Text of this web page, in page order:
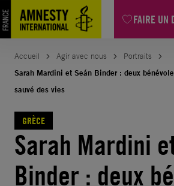
FAIRE UN
Aller
au
contenu
Accueil Agir avec nous
Portraits
Sarah Mardini et Seán Binder : deux
sauvé des vies
GRÈCE
Sarah Mardini
Binder : deux